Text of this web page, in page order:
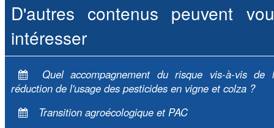
D'autres contenus peuvent
intéresser
Quel accompagnement du risque vis-à-vis de
réduction de l'usage des pesticides en vigne et colza ?
Transition agroécologique et PAC